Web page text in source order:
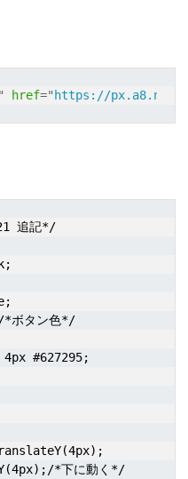
" href="https://px.a8.net/
追記*/
ボタン色*/
#627295;
*下に動く*/